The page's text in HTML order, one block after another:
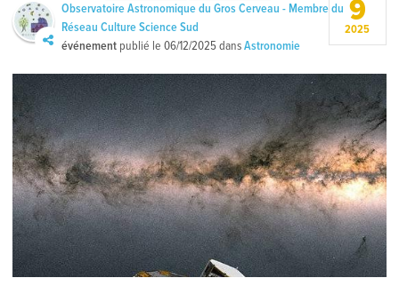
Observatoire Astronomique du Gros Cerveau - Membre du
Réseau Culture Science Sud
événement publié le06/12/2025dansAstronomie
9
2025